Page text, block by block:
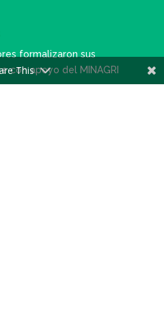
formalizaron sus
con apoyo del MINAGRI
This